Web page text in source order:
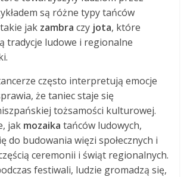
są różne typy tańców
jak zambra czy jota, które
tradycje ludowe i regionalne
często interpretują emocje
że taniec staje się
tożsamości kulturowej.
jak mozaika tańców ludowych,
do budowania więzi społecznych i
ceremonii i świąt regionalnych.
festiwali, ludzie gromadzą się,